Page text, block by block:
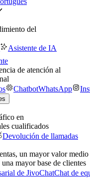
del
Asistente de IA
de atención al
ChatbotWhatsApp
en
cualificados
Devolución de llamadas
un mayor valor medio
mayor base de clientes
de JivoChatChat de